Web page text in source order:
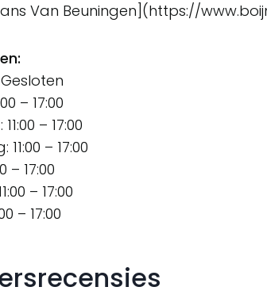
Van Beuningen](https://
– 17:00
– 17:00
– 17:00
– 17:00
– 17:00
– 17:00